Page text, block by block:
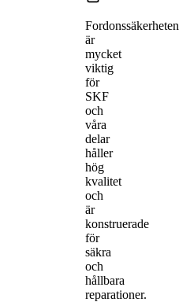
Fordonssäkerheten
är
mycket
viktig
för
SKF
och
våra
delar
håller
hög
kvalitet
och
är
konstruerade
för
säkra
och
hållbara
reparationer.